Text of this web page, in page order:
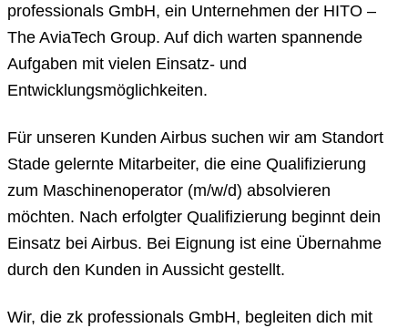
professionals GmbH, ein Unternehmen der HITO –
The AviaTech Group. Auf dich warten spannende
Aufgaben mit vielen Einsatz- und
Entwicklungsmöglichkeiten.
Für unseren Kunden Airbus suchen wir am Standort
Stade gelernte Mitarbeiter, die eine Qualifizierung
zum Maschinenoperator (m/w/d) absolvieren
möchten. Nach erfolgter Qualifizierung beginnt dein
Einsatz bei Airbus. Bei Eignung ist eine Übernahme
durch den Kunden in Aussicht gestellt.
Wir, die zk professionals GmbH, begleiten dich mit